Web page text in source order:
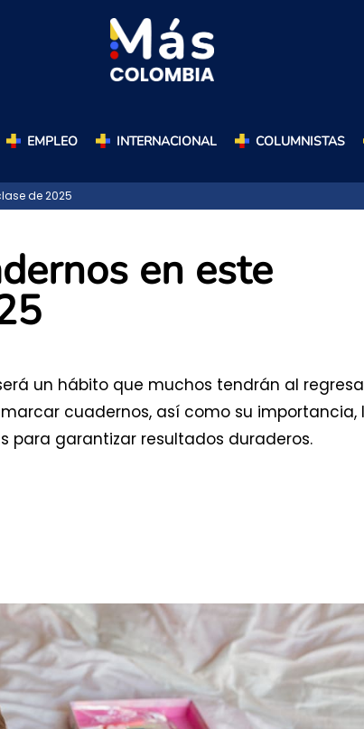
EMPLEO INTERNACIONAL COLUMNISTAS
de 2025
en este
un hábito que muchos tendrán al
cuadernos, así como su importancia,
para garantizar resultados duraderos.